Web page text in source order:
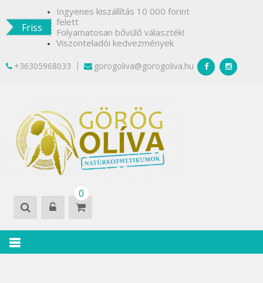
contentFriss
Ingyenes kiszállítás 10 000 forint
felett
Folyamatosan bővülő választék!
Viszonteladói kedvezmények
+36305968033 gorogoliva@gorogoliva.hu
0